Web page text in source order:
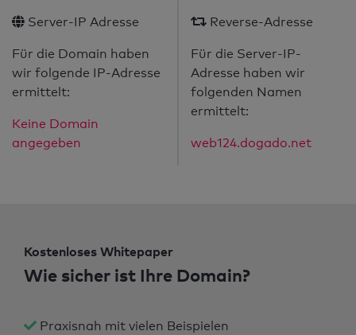
Server-IP Adresse
Für die Domain haben
wir folgende IP-Adresse
ermittelt:
Keine Domain
angegeben
Reverse-Adresse
Für die Server-IP-
Adresse haben wir
folgenden Namen
ermittelt:
web124.dogado.net
Kostenloses Whitepaper
Wie sicher ist Ihre Domain?
Praxisnah mit vielen Beispielen